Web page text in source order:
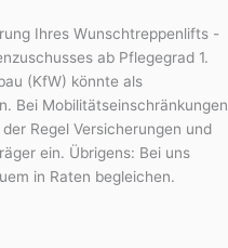
Ihres Wunschtreppenlifts -
ab Pflegegrad 1.
(KfW) könnte als
Bei Mobilitätseinschränkungen
Regel Versicherungen und
ein. Übrigens: Bei uns
in Raten begleichen.